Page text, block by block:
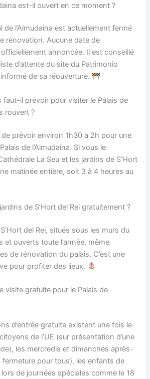
est-il ouvert en ce moment ?
de l’Almudaina est actuellement fermé
rénovation. Aucune date de
officiellement annoncée. Il est conseillé
d’attente du site du Patrimonio
de sa réouverture.
il prévoir pour visiter le Palais de
rouvert ?
prévoir environ 1h30 à 2h pour une
de l’Almudaina. Si vous le
La Seu et les jardins de S’Hort
matinée entière, soit 3 à 4 heures au
de S’Hort del Rei gratuitement ?
del Rei, situés sous les murs du
et ouverts toute l’année, même
de rénovation du palais. C’est une
pour profiter des lieux.
visite gratuite pour le Palais de
d’entrée gratuite existent une fois le
de l’UE (sur présentation d’une
les mercredis et dimanches après-
fermeture pour tous), les enfants de
de journées spéciales comme le 18